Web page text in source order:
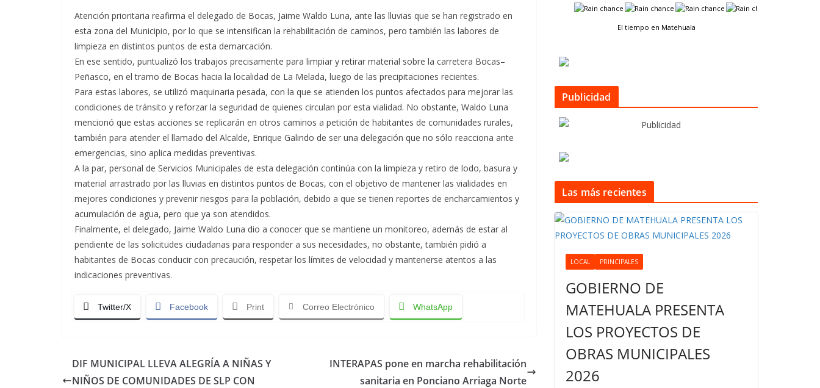
Atención prioritaria reafirma el delegado de Bocas, Jaime Waldo Luna, ante las lluvias que se han registrado en
esta zona del Municipio, por lo que se intensifican la rehabilitación de caminos, pero también las labores de
limpieza en distintos puntos de esta demarcación.
En ese sentido, puntualizó los trabajos precisamente para limpiar y retirar material sobre la carretera Bocas–
Peñasco, en el tramo de Bocas hacia la localidad de La Melada, luego de las precipitaciones recientes.
Para estas labores, se utilizó maquinaria pesada, con la que se atienden los puntos afectados para mejorar las
condiciones de tránsito y reforzar la seguridad de quienes circulan por esta vialidad. No obstante, Waldo Luna
mencionó que estas acciones se replicarán en otros caminos a petición de habitantes de comunidades rurales,
también para atender el llamado del Alcalde, Enrique Galindo de ser una delegación que no sólo reacciona ante
emergencias, sino aplica medidas preventivas.
A la par, personal de Servicios Municipales de esta delegación continúa con la limpieza y retiro de lodo, basura y
material arrastrado por las lluvias en distintos puntos de Bocas, con el objetivo de mantener las vialidades en
mejores condiciones y prevenir riesgos para la población, debido a que se tienen reportes de encharcamientos y
acumulación de agua, pero que ya son atendidos.
Finalmente, el delegado, Jaime Waldo Luna dio a conocer que se mantiene un monitoreo, además de estar al
pendiente de las solicitudes ciudadanas para responder a sus necesidades, no obstante, también pidió a
habitantes de Bocas conducir con precaución, respetar los límites de velocidad y mantenerse atentos a las
indicaciones preventivas.
Twitter/X Facebook Print Correo Electrónico WhatsApp
DIF MUNICIPAL LLEVA ALEGRÍA A NIÑAS Y
NIÑOS DE COMUNIDADES DE SLP CON
INTERAPAS pone en marcha rehabilitación
sanitaria en Ponciano Arriaga Norte
- - - -
El tiempo en Matehuala
Publicidad
Las más recientes
LOCAL PRINCIPALES
GOBIERNO DE
MATEHUALA PRESENTA
LOS PROYECTOS DE
OBRAS MUNICIPALES
2026